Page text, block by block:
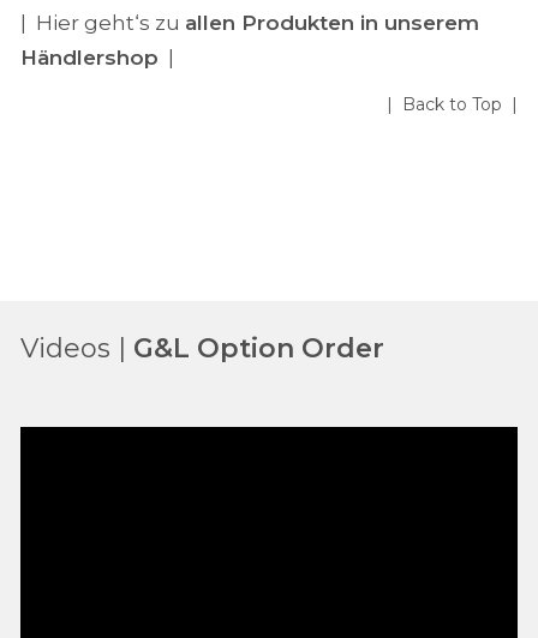
| Hier geht‘s zu allen Produkten in unserem
Händlershop
| Back to Top |
Videos | G&L Option Order